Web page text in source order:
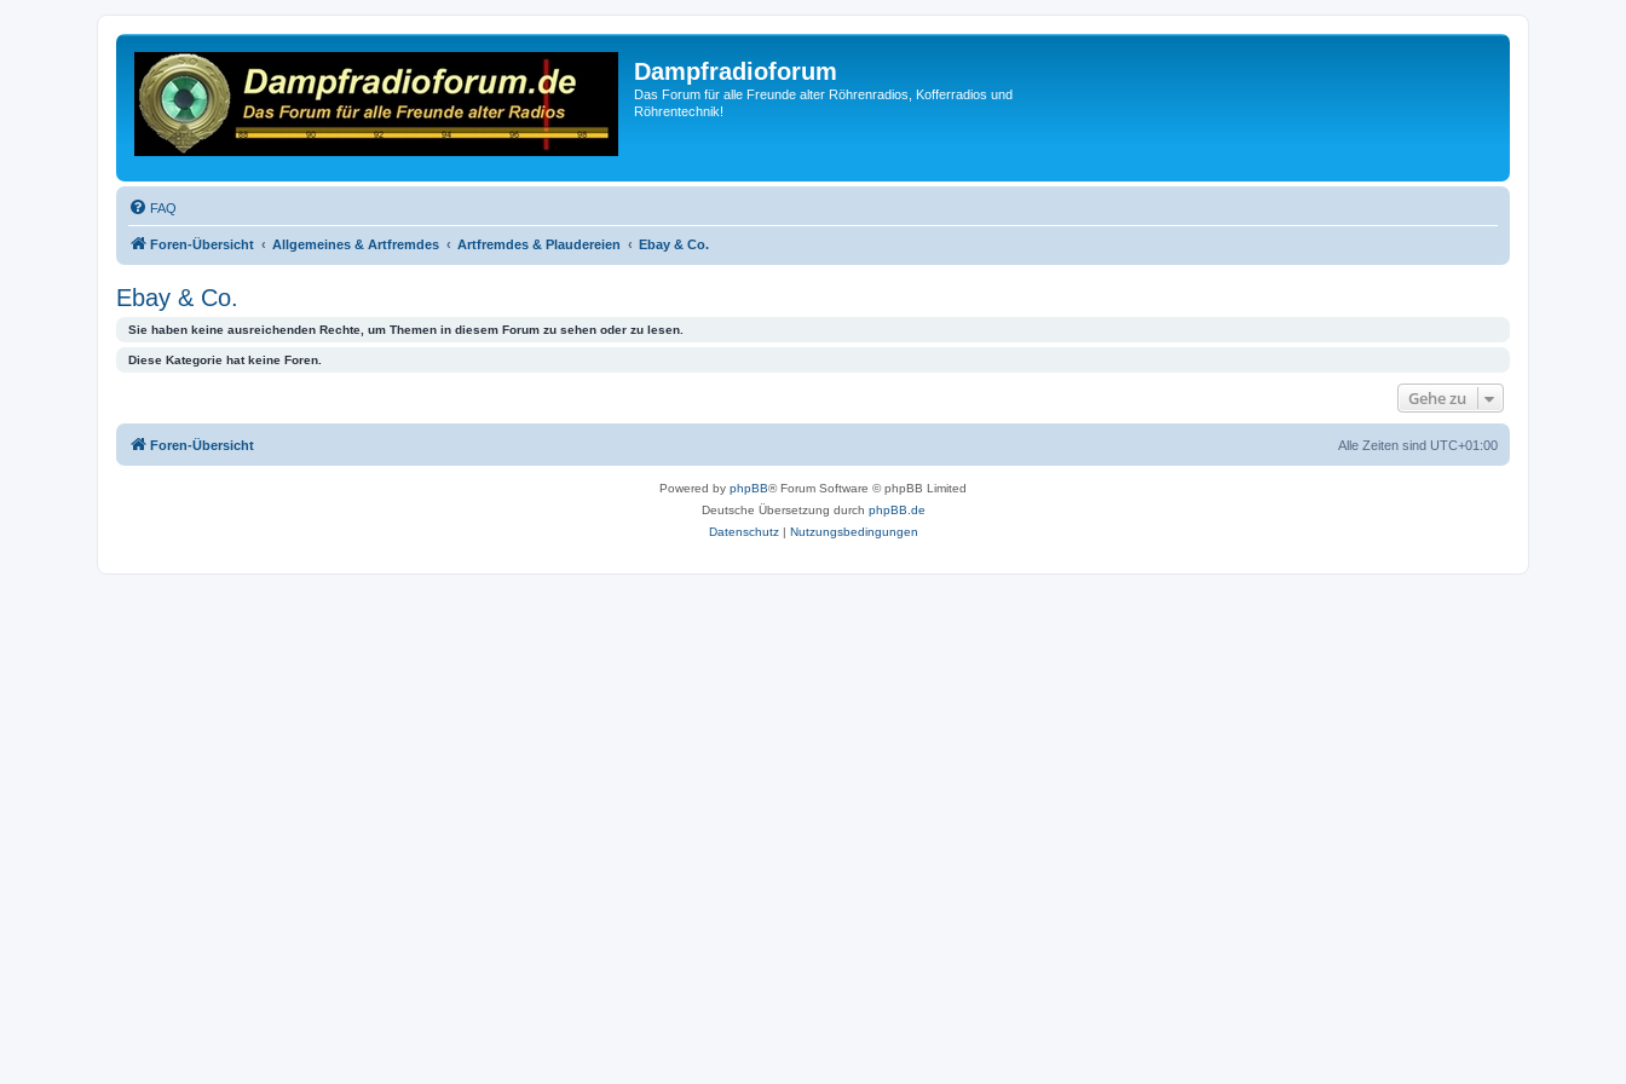
Dampfradioforum
Das Forum für alle Freunde alter Röhrenradios, Kofferradios und
Röhrentechnik!
FAQ
Foren-Übersicht Allgemeines & Artfremdes Artfremdes & Plaudereien Ebay & Co.
Ebay & Co.
Sie haben keine ausreichenden Rechte, um Themen in diesem Forum zu sehen oder zu lesen.
Diese Kategorie hat keine Foren.
Gehe zu
Foren-Übersicht Alle Zeiten sind UTC+01:00
Powered by phpBB® Forum Software © phpBB Limited
Deutsche Übersetzung durch phpBB.de
Datenschutz| Nutzungsbedingungen